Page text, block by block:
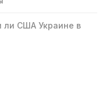
ли США Украине в